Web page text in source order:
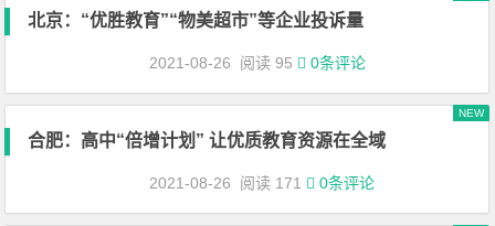
北京：“优胜教育”“物美超市”等企业投诉量
2021-08-26 阅读 95 0条评论
合肥：高中“倍增计划” 让优质教育资源在全域
NEW
2021-08-26 阅读 171 0条评论